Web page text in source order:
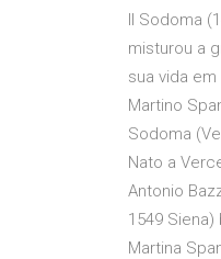
Il Sodoma
misturou a
sua vida
Martino
Sodoma
Nato a
Antonio
1549
Martina